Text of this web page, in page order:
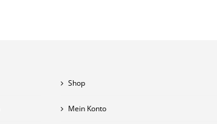
Shop
Mein Konto